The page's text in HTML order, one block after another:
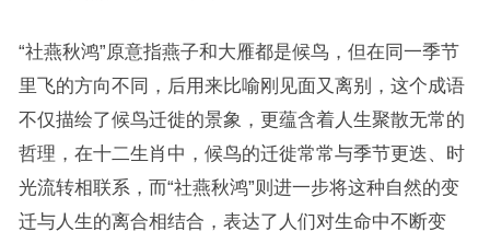
“社燕秋鸿”原意指燕子和大雁都是候鸟，但在同一季节
里飞的方向不同，后用来比喻刚见面又离别，这个成语
不仅描绘了候鸟迁徙的景象，更蕴含着人生聚散无常的
哲理，在十二生肖中，候鸟的迁徙常常与季节更迭、时
光流转相联系，而“社燕秋鸿”则进一步将这种自然的变
迁与人生的离合相结合，表达了人们对生命中不断变